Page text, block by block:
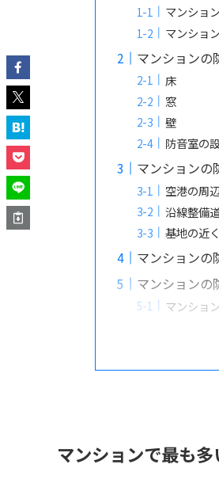
マンショ
マンショ
マンションの
床
窓
壁
防音室の
マンションの
空港の周
沿線整備
基地の近く
マンションの
マンションの
マンショ
マンションで最も